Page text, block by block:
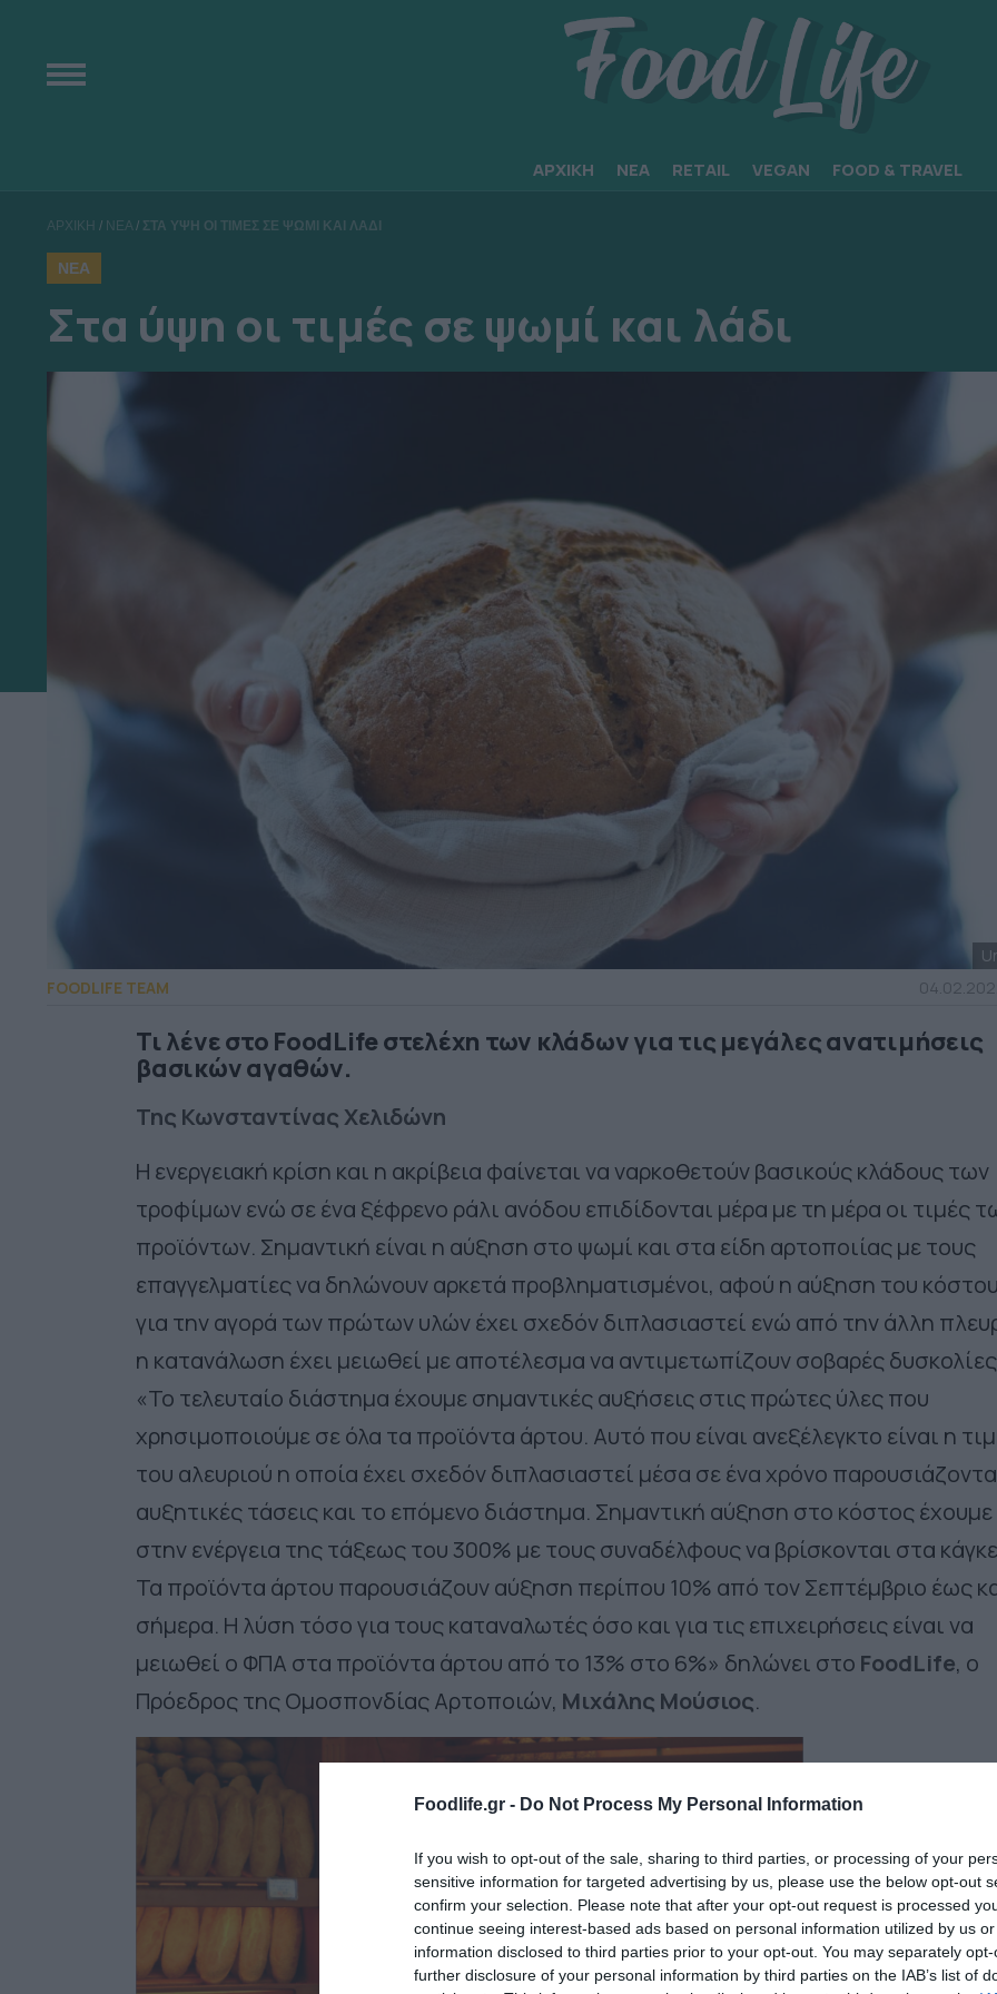
Foodlife.gr - Do Not Process My Personal Information
If you wish to opt-out of the sale, sharing to third parties, or processing of your
sensitive information for targeted advertising by us, please use the below opt-out
confirm your selection. Please note that after your opt-out request is processed
continue seeing interest-based ads based on personal information utilized by us
information disclosed to third parties prior to your opt-out. You may separately
further disclosure of your personal information by third parties on the IAB’s list of
ΑΡΧΙΚΗ ΝΕΑ RETAIL VEGAN FOOD & TRAVEL
ΑΡΧΙΚΗ / ΝΕΑ/ ΣΤΑ ΥΨΗ ΟΙ ΤΙΜΕΣ ΣΕ ΨΩΜΙ ΚΑΙ ΛΑΔΙ
ΝΕΑ
Στα ύψη οι τιμές σε ψωμί και λάδι
FOODLIFE TEAM
Τι λένε στο FoodLife στελέχη των κλάδων για τις μεγάλες ανατιμήσεις
βασικών αγαθών.
Της Κωνσταντίνας Χελιδώνη
Η ενεργειακή κρίση και η ακρίβεια φαίνεται να ναρκοθετούν βασικούς κλάδους των
τροφίμων ενώ σε ένα ξέφρενο ράλι ανόδου επιδίδονται μέρα με τη μέρα οι τιμές
προϊόντων. Σημαντική είναι η αύξηση στο ψωμί και στα είδη αρτοποιίας με τους
επαγγελματίες να δηλώνουν αρκετά προβληματισμένοι, αφού η αύξηση του
για την αγορά των πρώτων υλών έχει σχεδόν διπλασιαστεί ενώ από την άλλη
η κατανάλωση έχει μειωθεί με αποτέλεσμα να αντιμετωπίζουν σοβαρές
«Το τελευταίο διάστημα έχουμε σημαντικές αυξήσεις στις πρώτες ύλες που
χρησιμοποιούμε σε όλα τα προϊόντα άρτου. Αυτό που είναι ανεξέλεγκτο είναι η
του αλευριού η οποία έχει σχεδόν διπλασιαστεί μέσα σε ένα χρόνο
αυξητικές τάσεις και το επόμενο διάστημα. Σημαντική αύξηση στο κόστος έχουμε
στην ενέργεια της τάξεως του 300% με τους συναδέλφους να βρίσκονται στα
Τα προϊόντα άρτου παρουσιάζουν αύξηση περίπου 10% από τον Σεπτέμβριο έως
σήμερα. Η λύση τόσο για τους καταναλωτές όσο και για τις επιχειρήσεις είναι να
μειωθεί ο ΦΠΑ στα προϊόντα άρτου από το 13% στο 6%» δηλώνει στο FoodLife, ο
Πρόεδρος της Ομοσπονδίας Αρτοποιών, Μιχάλης Μούσιος.